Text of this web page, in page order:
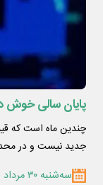
پایان سالی خوش
چندین ماه است که
جدید نیست و در
سه‌شنبه ۳۰ مرداد ۱۴۰۳